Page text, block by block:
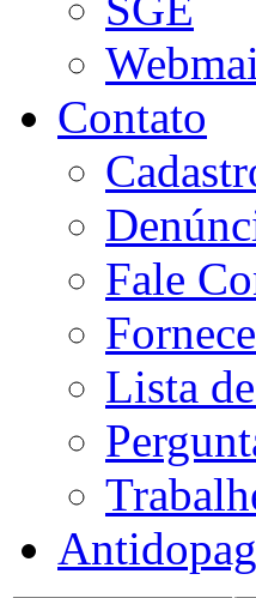
Contato
Fale
Lista